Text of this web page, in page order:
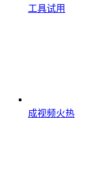
工具试用
成视频火热